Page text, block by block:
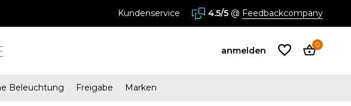
Kundenservice 4.5/5 @ Feedbackcompany
anmelden
0
Beleuchtung Freigabe Marken